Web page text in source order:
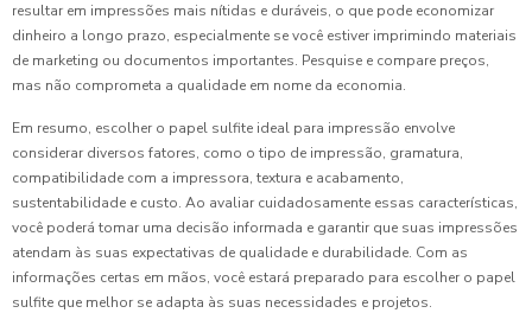
resultar em impressões mais nítidas e duráveis, o que pode economizar
dinheiro a longo prazo, especialmente se você estiver imprimindo materiais
de marketing ou documentos importantes. Pesquise e compare preços,
mas não comprometa a qualidade em nome da economia.
Em resumo, escolher o papel sulfite ideal para impressão envolve
considerar diversos fatores, como o tipo de impressão, gramatura,
compatibilidade com a impressora, textura e acabamento,
sustentabilidade e custo. Ao avaliar cuidadosamente essas características,
você poderá tomar uma decisão informada e garantir que suas impressões
atendam às suas expectativas de qualidade e durabilidade. Com as
informações certas em mãos, você estará preparado para escolher o papel
sulfite que melhor se adapta às suas necessidades e projetos.